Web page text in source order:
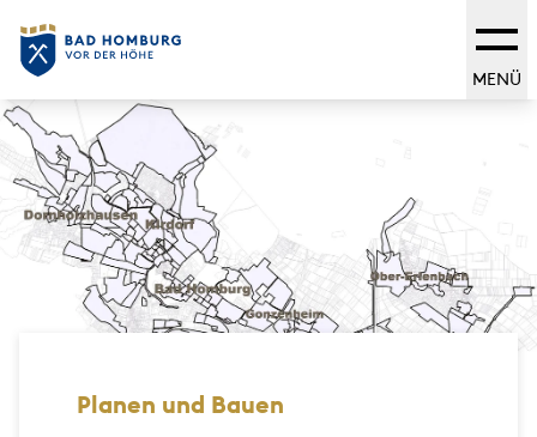
MENÜ
Planen und Bauen